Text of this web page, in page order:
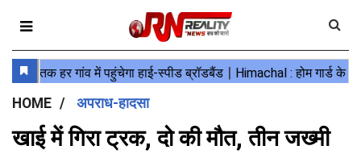
HOME अपराध-हादसा
खाई में गिरा ट्रक, दो की मौत, तीन जख्मी